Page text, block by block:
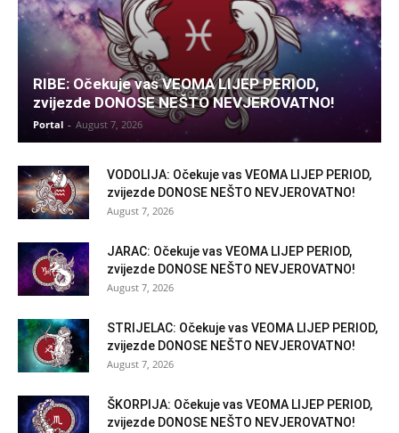
RIBE: Očekuje vas VEOMA LIJEP PERIOD,
zvijezde DONOSE NEŠTO NEVJEROVATNO!
Portal - August 7, 2026
VODOLIJA: Očekuje vas VEOMA LIJEP PERIOD,
zvijezde DONOSE NEŠTO NEVJEROVATNO!
August 7, 2026
JARAC: Očekuje vas VEOMA LIJEP PERIOD,
zvijezde DONOSE NEŠTO NEVJEROVATNO!
August 7, 2026
STRIJELAC: Očekuje vas VEOMA LIJEP PERIOD,
zvijezde DONOSE NEŠTO NEVJEROVATNO!
August 7, 2026
ŠKORPIJA: Očekuje vas VEOMA LIJEP PERIOD,
zvijezde DONOSE NEŠTO NEVJEROVATNO!